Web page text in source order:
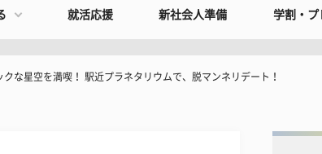
就活応援 新社会人準備 学割・プ
クな星空を満喫！ 駅近プラネタリウムで、脱マンネリデート！